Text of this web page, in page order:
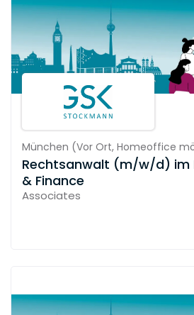
München (Vor Ort, Homeoffice
Rechtsanwalt (m/w/d) im
& Finance
Associates